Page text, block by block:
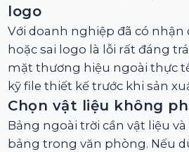
logo
Với doanh nghiệp đã có nhận
hoặc sai logo là lỗi rất đáng
mặt thương hiệu ngoài thực
kỹ file thiết kế trước khi sản
Chọn vật liệu không
Bảng ngoài trời cần vật liệu
bảng trong văn phòng. Nếu